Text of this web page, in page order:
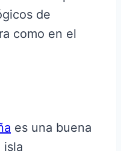
de
como en el
es una buena
isla